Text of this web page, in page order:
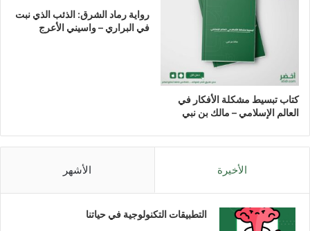
كتاب تبسيط مشكلة الأفكار في
العالم الإسلامي – مالك بن نبي
رواية رماد الشرق: الذئب الذي نبت
في البراري – واسيني الأعرج
الأخيرة الأشهر
التطبيقات التكنولوجية في حياتنا